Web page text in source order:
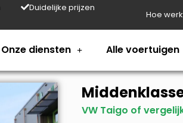
Duidelijke prijzen
Hoe
Onze diensten Alle voertuigen
VW Taigo of